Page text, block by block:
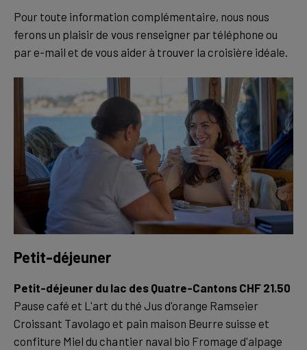
Pour toute information complémentaire, nous nous
ferons un plaisir de vous renseigner par téléphone ou
par e-mail et de vous aider à trouver la croisière idéale.
Petit-déjeuner
Petit-déjeuner du lac des Quatre-Cantons CHF 21.50
Pause café et L'art du thé Jus d'orange Ramseier
Croissant Tavolago et pain maison Beurre suisse et
confiture Miel du chantier naval bio Fromage d'alpage